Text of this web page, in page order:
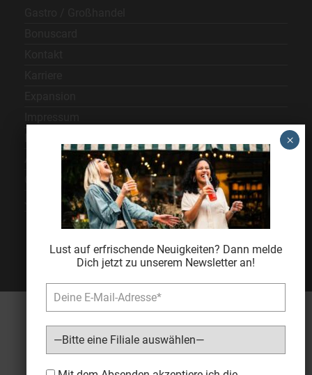
Lust auf erfrischende Neuigkeiten? Dann melde
Dich jetzt zu unserem Newsletter an!
Cookie Einstellungen
Jugendschutz